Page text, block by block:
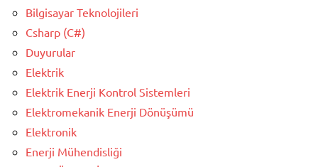
Bilgisayar Teknolojileri
Csharp (C#)
Duyurular
Elektrik
Elektrik Enerji Kontrol Sistemleri
Elektromekanik Enerji Dönüşümü
Elektronik
Enerji Mühendisliği